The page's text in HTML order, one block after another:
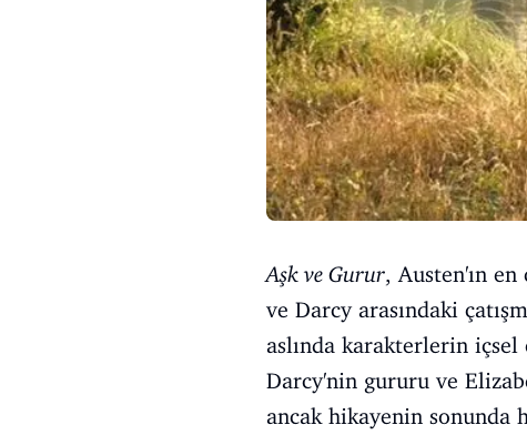
Aşk ve Gurur, Austen'ın
ve Darcy arasındaki
aslında karakterlerin
Darcy'nin gururu ve
ancak hikayenin sonunda